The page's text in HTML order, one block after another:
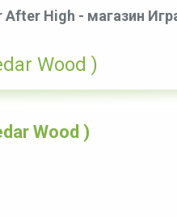
High - магазин
Wood )
Wood )